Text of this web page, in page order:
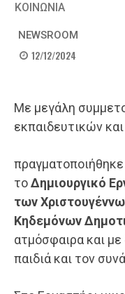
ΚΟΙΝΩΝΙΑ
NEWSROOM
12/12/2024
Με μεγάλη
εκπαιδευτικών
τοΔημιουργικό
των
Κηδεμόνων
ατμόσφαιρα και
παιδιά και τον